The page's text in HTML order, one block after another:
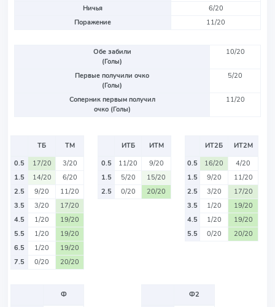
Ничья
6/20
Поражение
11/20
Обе забили
(Голы)
10/20
Первые получили очко
(Голы)
5/20
Соперник первым получил
очко (Голы)
11/20
ТБ
ТМ
0.5
17/20
3/20
1.5
14/20
6/20
2.5
9/20
11/20
3.5
3/20
17/20
4.5
1/20
19/20
5.5
1/20
19/20
6.5
1/20
19/20
7.5
0/20 20/20
ИТБ
ИТМ
0.5
11/20
9/20
1.5
5/20
15/20
2.5
0/20 20/20
ИТ2Б
ИТ2М
0.5
16/20
4/20
1.5
9/20
11/20
2.5
3/20
17/20
3.5
1/20
19/20
4.5
1/20
19/20
5.5
0/20 20/20
Ф
Ф2